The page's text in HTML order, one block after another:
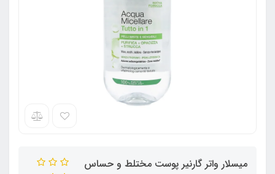
میسلار واتر گارنیر پوست مختلط و حساس